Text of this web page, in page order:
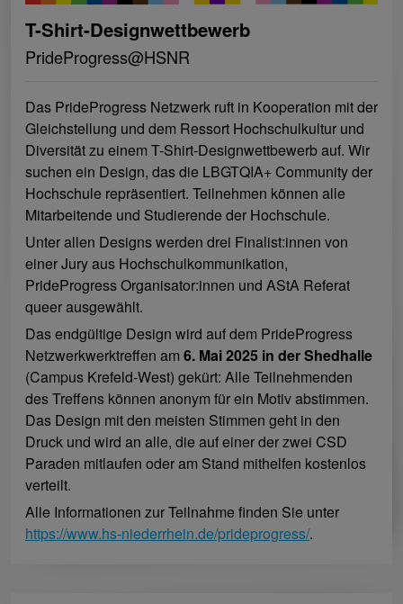
T-Shirt-Designwettbewerb
PrideProgress@HSNR
Das PrideProgress Netzwerk ruft in Kooperation mit der
Gleichstellung und dem Ressort Hochschulkultur und
Diversität zu einem T-Shirt-Designwettbewerb auf. Wir
suchen ein Design, das die LBGTQIA+ Community der
Hochschule repräsentiert. Teilnehmen können alle
Mitarbeitende und Studierende der Hochschule.
Unter allen Designs werden drei Finalist:innen von
einer Jury aus Hochschulkommunikation,
PrideProgress Organisator:innen und AStA Referat
queer ausgewählt.
Das endgültige Design wird auf dem PrideProgress
Netzwerkwerktreffen am 6. Mai 2025 in der Shedhalle
(Campus Krefeld-West) gekürt: Alle Teilnehmenden
des Treffens können anonym für ein Motiv abstimmen.
Das Design mit den meisten Stimmen geht in den
Druck und wird an alle, die auf einer der zwei CSD
Paraden mitlaufen oder am Stand mithelfen kostenlos
verteilt.
Alle Informationen zur Teilnahme finden Sie unter
https://www.hs-niederrhein.de/prideprogress/.